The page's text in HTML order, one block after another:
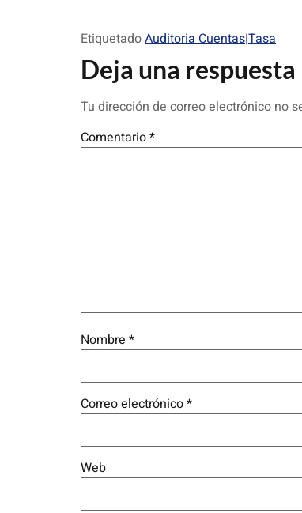
EtiquetadoAuditoria Cuentas|Tasa
Deja una respuesta
Tu dirección de correo electrónico no
Comentario*
Nombre *
Correo electrónico*
Web